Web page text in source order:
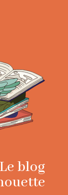
blog